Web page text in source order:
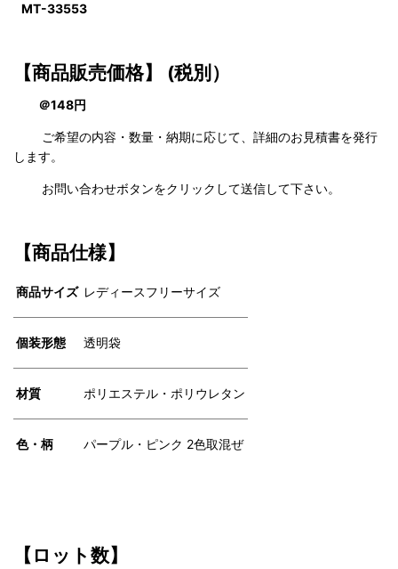
MT-33553
【商品販売価格】 (税別）
＠148円
ご希望の内容・数量・納期に応じて、詳細のお見積書を発行
します。
お問い合わせボタンをクリックして送信して下さい。
【商品仕様】
商品サイズ レディースフリーサイズ
個装形態 透明袋
材質 ポリエステル・ポリウレタン
色・柄 パープル・ピンク 2色取混ぜ
【ロット数】